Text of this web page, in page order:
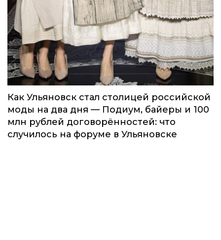
Как Ульяновск стал столицей российской
моды на два дня — Подиум, байеры и 100
млн рублей договорённостей: что
случилось на форуме в Ульяновске